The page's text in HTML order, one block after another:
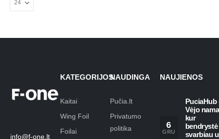
info@f-one.lt
KATEGORIJOS
Kaitai
Wing Foil
Foilai
NAUDINGA
Pučia.lt
Privatumo
politika
NAUJIENOS
6
GRU
PuciaHub
Vėjo
kur
bendrystė
svarbiau